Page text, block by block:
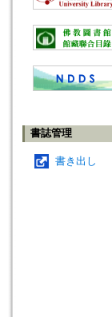
書誌管理
書き出し